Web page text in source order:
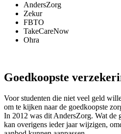
AndersZorg
Zekur
FBTO
TakeCareNow
Ohra
Goedkoopste
Voor studenten die niet veel geld
om te kijken naar de goedkoopste
In 2012 was dit AndersZorg. Wat de
kan overigens ieder jaar wijzigen,